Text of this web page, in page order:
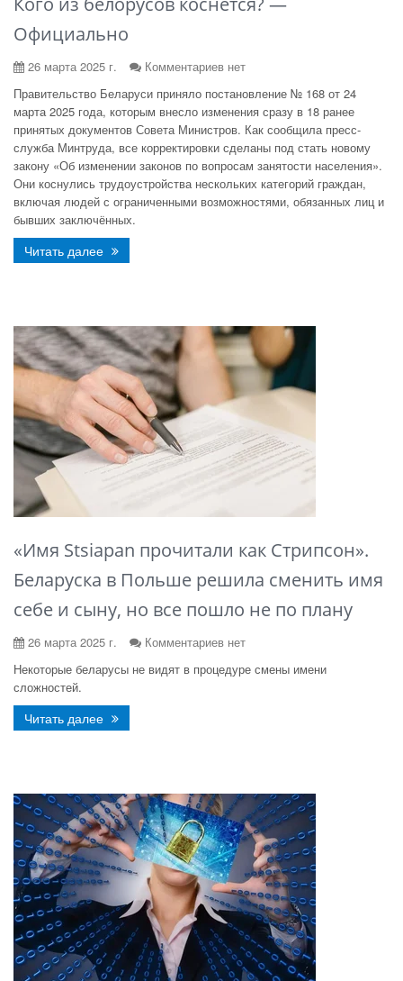
Официально
26 марта 2025 г.
Комментариев нет
Правительство Беларуси приняло постановление № 168 от 24
марта 2025 года, которым внесло изменения сразу в 18 ранее
принятых документов Совета Министров. Как сообщила пресс-
служба Минтруда, все корректировки сделаны под стать новому
закону «Об изменении законов по вопросам занятости населения».
Они коснулись трудоустройства нескольких категорий граждан,
включая людей с ограниченными возможностями, обязанных лиц и
бывших заключённых.
Читать далее
«Имя Stsiapan прочитали как Стрипсон».
Беларуска в Польше решила сменить имя
себе и сыну, но все пошло не по плану
26 марта 2025 г.
Комментариев нет
Некоторые беларусы не видят в процедуре смены имени
сложностей.
Читать далее